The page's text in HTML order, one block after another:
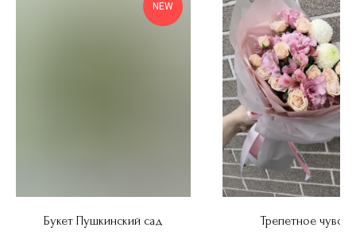
NEW
Букет Пушкинский сад
Трепетное